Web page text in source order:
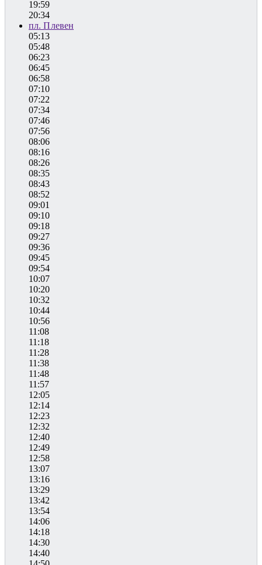
19:59
20:34
пл. Плевен
05:13
05:48
06:23
06:45
06:58
07:10
07:22
07:34
07:46
07:56
08:06
08:16
08:26
08:35
08:43
08:52
09:01
09:10
09:18
09:27
09:36
09:45
09:54
10:07
10:20
10:32
10:44
10:56
11:08
11:18
11:28
11:38
11:48
11:57
12:05
12:14
12:23
12:32
12:40
12:49
12:58
13:07
13:16
13:29
13:42
13:54
14:06
14:18
14:30
14:40